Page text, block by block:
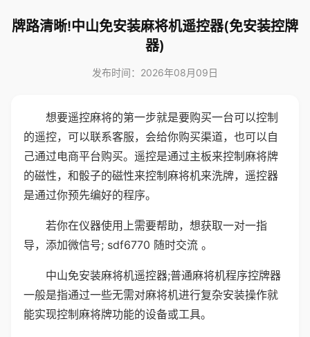
牌路清晰!中山免安装麻将机遥控器(免安装控牌
器)
发布时间：2026年08月09日
想要遥控麻将的第一步就是要购买一台可以控制
的遥控，可以联系客服，会给你购买渠道，也可以自
己通过电商平台购买。遥控是通过主板来控制麻将牌
的磁性，和骰子的磁性来控制麻将机来洗牌，遥控器
是通过你预先编好的程序。
若你在仪器使用上需要帮助，想获取一对一指
导，添加微信号; sdf6770 随时交流 。
中山免安装麻将机遥控器;普通麻将机程序控牌器
一般是指通过一些无需对麻将机进行复杂安装操作就
能实现控制麻将牌功能的设备或工具。